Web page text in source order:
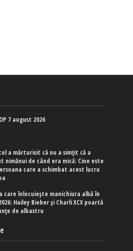
7 august 2026
a mărturisit că nu a simțit că a
nimănui de când era mică: Cine este
care a schimbat acest lucru
care înlocuiește manichiura albă în
Hailey Bieber și Charli XCX poartă
de albastru